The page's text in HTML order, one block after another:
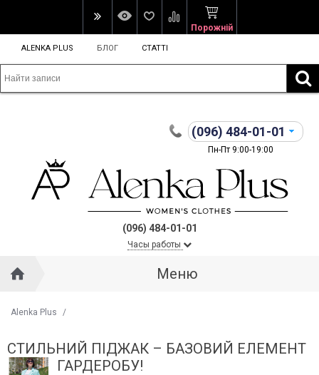
Порожній
ALENKA PLUS БЛОГ СТАТТІ
(096) 484-01-01
Пн-Пт 9:00-19:00
(096) 484-01-01
Часы работы
Меню
Alenka Plus /
СТИЛЬНИЙ ПІДЖАК – БАЗОВИЙ ЕЛЕМЕНТ
ГАРДЕРОБУ!